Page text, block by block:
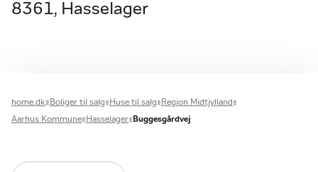
8361, Hasselager
home.dk Boliger til salg Huse til salg
Region Midtjylland
Aarhus Kommune
Hasselager Buggesgårdvej